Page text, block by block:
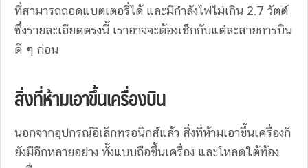
ที่สามารถถอดแบตเตอรี่ได้ และมีกำลังไฟไม่เกิน 2.7 วัตต์
ซึ่งรายละเอียดตรงนี้ เราอาจจะต้องเช็กกับแต่ละสายการบิน
ดี ๆ ก่อน
สิ่งที่ห้ามเอาขึ้นเครื่องบิน
นอกจากอุปกรณ์อิเล็กทรอนิกส์แล้ว สิ่งที่ห้ามเอาขึ้นเครื่องก็
ยังมีอีกหลายอย่าง ทั้งแบบถือขึ้นเครื่อง และโหลดใต้ท้อง